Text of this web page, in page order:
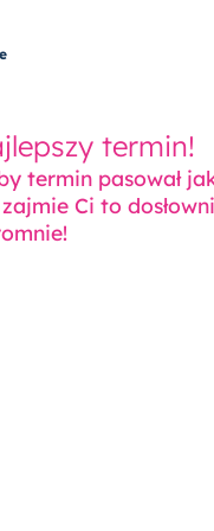
termin!
termin pasował
Ci to